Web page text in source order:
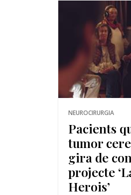
NEUROCIRURGIA
Pacients
tumor
gira de
projecte
Herois’